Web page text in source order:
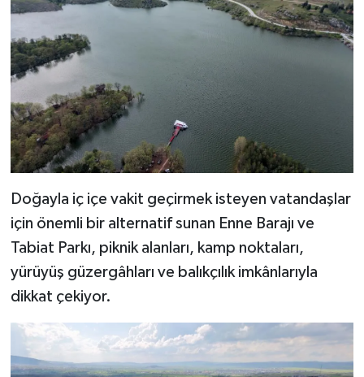
Doğayla iç içe vakit geçirmek isteyen vatandaşlar
için önemli bir alternatif sunan Enne Barajı ve
Tabiat Parkı, piknik alanları, kamp noktaları,
yürüyüş güzergâhları ve balıkçılık imkânlarıyla
dikkat çekiyor.